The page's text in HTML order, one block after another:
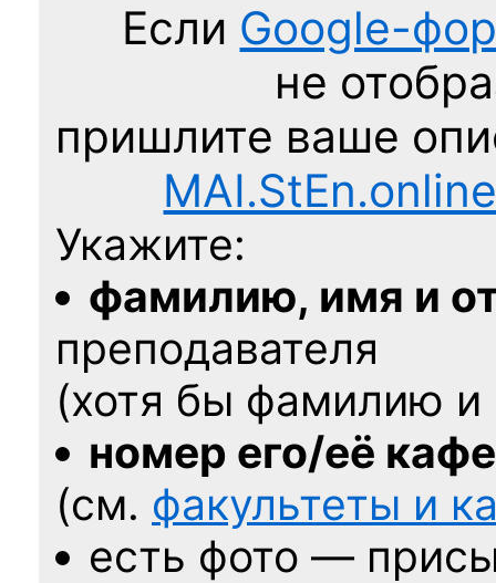
Если Google-
не
пришлите ваше
Укажите:
фамилию, имя и
преподавателя
(хотя бы фамилию
номер его/её
(см. факультеты и
есть фото —